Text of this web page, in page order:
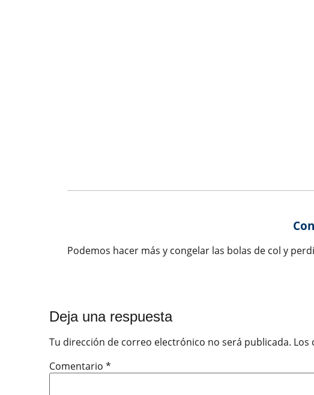
Podemos hacer más y congelar las bolas de col y
Deja una respuesta
Tu dirección de correo electrónico no será publicada. Los
Comentario *